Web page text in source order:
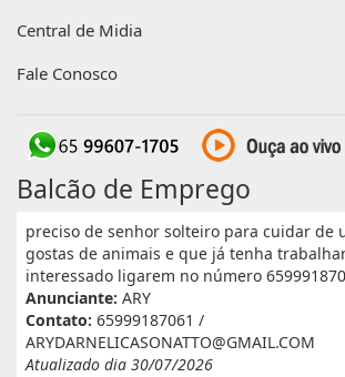
Central de Midia
Fale Conosco
Balcão de Emprego
preciso de senhor solteiro para cuidar de
gostas de animais e que já tenha
interessado ligarem no número
Anunciante: ARY
Contato: 65999187061 /
ARYDARNELICASONATTO@GMAIL.COM
Atualizado dia 30/07/2026